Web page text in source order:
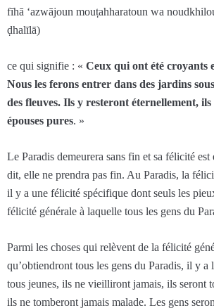
fīhā ‘azwājoun mouṭahharatoun wa
ḍhalīlā)
ce qui signifie : « Ceux qui ont été croyants
Nous les ferons entrer dans des jardins
des fleuves. Ils y resteront éternellement,
épouses pures. »
Le Paradis demeurera sans fin et sa félicité est
dit, elle ne prendra pas fin. Au Paradis, la
il y a une félicité spécifique dont seuls les
félicité générale à laquelle tous les gens du
Parmi les choses qui relèvent de la félicité
qu’obtiendront tous les gens du Paradis, il y a
tous jeunes, ils ne vieilliront jamais, ils seront
ils ne tomberont jamais malade. Les gens